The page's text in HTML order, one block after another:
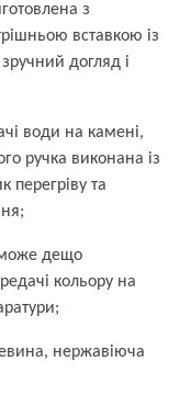
з
вставкою із
догляд і
води на камені,
ручка виконана із
та
може дещо
кольору на
нержавіюча